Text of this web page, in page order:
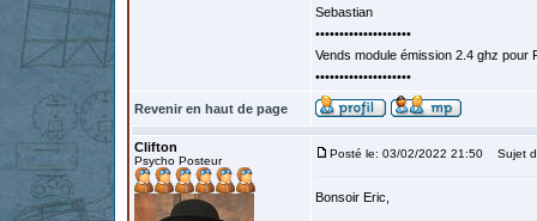
Sebastian
••••••••••••••••••••
Vends module émission 2.4 ghz
••••••••••••••••••••
Revenir en haut de page
Clifton
Psycho Posteur
Posté le: 03/02/2022 21:50 Sujet
Bonsoir Eric,